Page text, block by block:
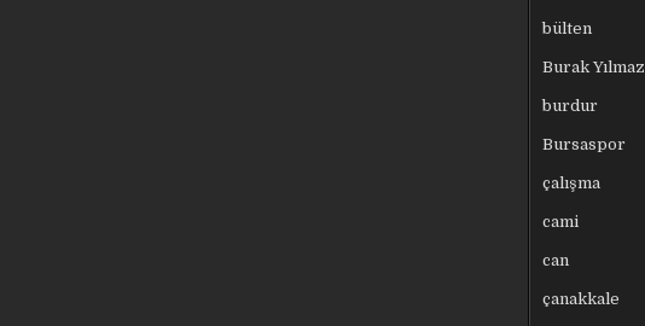
bülten
Burak Yılmaz
burdur
Bursaspor
çalışma
cami
can
çanakkale